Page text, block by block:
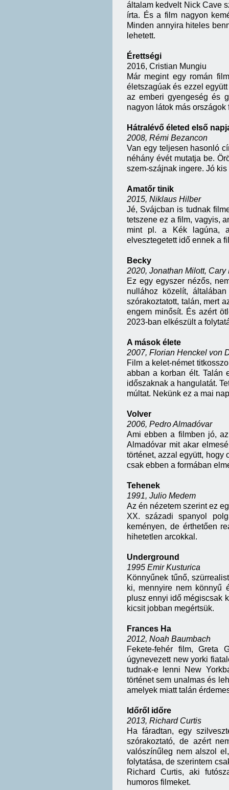
általam kedvelt Nick Cave
írta. És a film nagyon
Minden annyira hiteles
lehetett.
Érettségi
2016, Cristian Mungiu
Már megint egy román
életszagúak és ezzel
az emberi gyengeség és
nagyon látok más országok
Hátralévő életed első
2008, Rémi Bezancon
Van egy teljesen hasonló
néhány évét mutatja be.
szem-szájnak ingere. Jó
Amatőr tinik
2015, Niklaus Hilber
Jé, Svájcban is tudnak
tetszene ez a film, vagyis,
mint pl. a Kék lagúna,
elvesztegetett idő ennek a
Becky
2020, Jonathan Milott, Cary
Ez egy egyszer nézős,
nullához közelít,
szórakoztatott, talán, mert
engem minősít. És azért
2023-ban elkészült a
A mások élete
2007, Florian Henckel von
Film a kelet-német
abban a korban élt. Talán
időszaknak a hangulatát.
múltat. Nekünk ez a mai
Volver
2006, Pedro Almadóvar
Ami ebben a filmben jó,
Almadóvar mit akar
történet, azzal együtt, hogy
csak ebben a formában
Tehenek
1991, Julio Medem
Az én nézetem szerint ez
XX. századi spanyol
keményen, de érthetően
hihetetlen arcokkal.
Underground
1995 Emir Kusturica
Könnyűnek tűnő,
ki, mennyire nem könnyű
plusz ennyi idő mégiscsak
kicsit jobban megértsük.
Frances Ha
2012, Noah Baumbach
Fekete-fehér film, Greta
úgynevezett new yorki
tudnak-e lenni New
történet sem unalmas és
amelyek miatt talán
Időről időre
2013, Richard Curtis
Ha fáradtan, egy
szórakoztató, de azért
valószínűleg nem alszol
folytatása, de szerintem
Richard Curtis, aki
humoros filmeket.